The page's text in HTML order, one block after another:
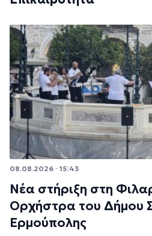
08.08.2026 · 15:43
Νέα στήριξη στη
Ορχήστρα του Δήμου
Ερμούπολης